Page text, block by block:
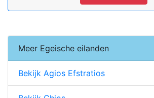
Meer Egeische eilanden
Bekijk Agios Efstratios